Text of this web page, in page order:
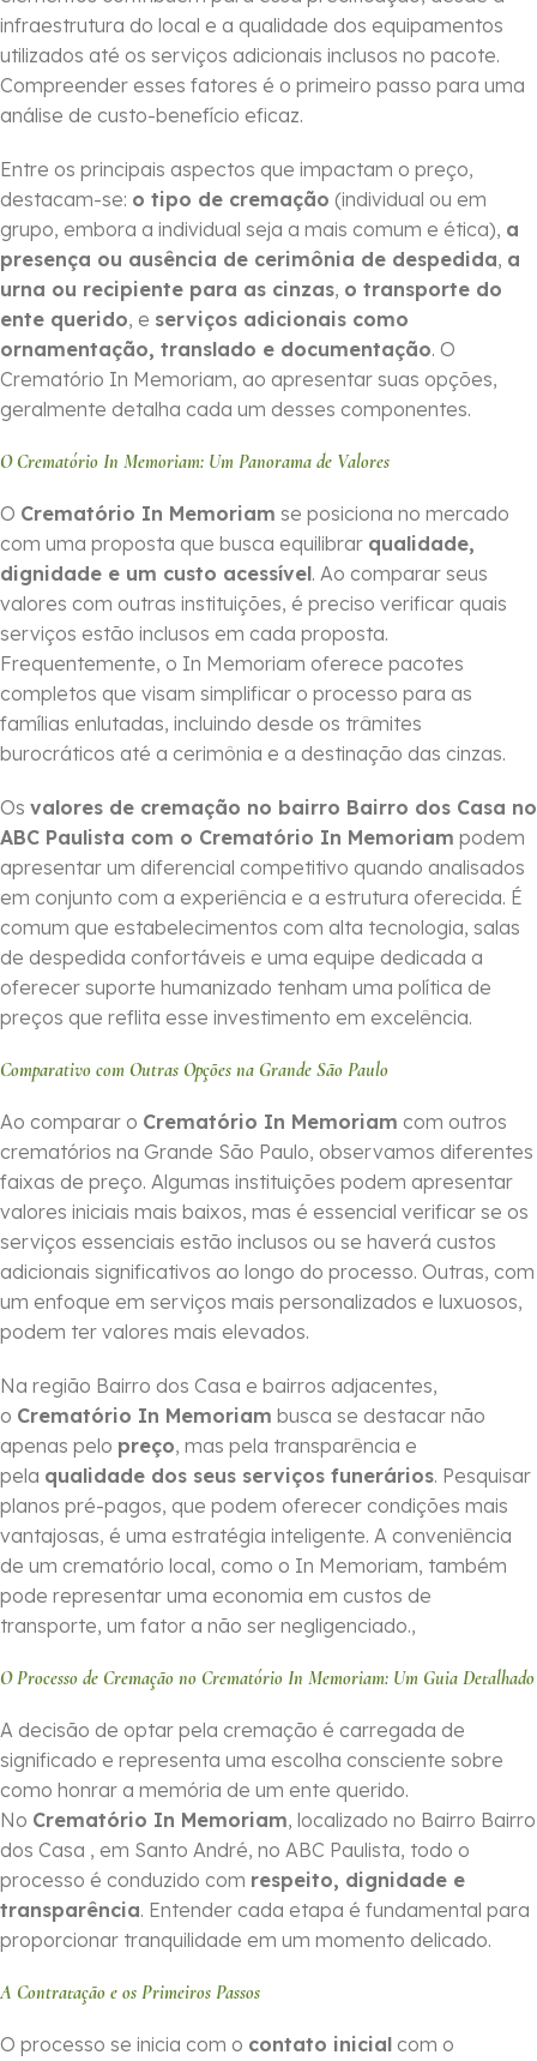
infraestrutura do local e a qualidade dos equipamentos
utilizados até os serviços adicionais inclusos no pacote.
Compreender esses fatores é o primeiro passo para uma
análise de custo-benefício eficaz.
Entre os principais aspectos que impactam o preço,
destacam-se: o tipo de cremação (individual ou em
grupo, embora a individual seja a mais comum e ética), a
presença ou ausência de cerimônia de despedida, a
urna ou recipiente para as cinzas, o transporte do
ente querido, e serviços adicionais como
ornamentação, translado e documentação. O
Crematório In Memoriam, ao apresentar suas opções,
geralmente detalha cada um desses componentes.
O Crematório In Memoriam: Um Panorama de Valores
O Crematório In Memoriam se posiciona no mercado
com uma proposta que busca equilibrar qualidade,
dignidade e um custo acessível. Ao comparar seus
valores com outras instituições, é preciso verificar quais
serviços estão inclusos em cada proposta.
Frequentemente, o In Memoriam oferece pacotes
completos que visam simplificar o processo para as
famílias enlutadas, incluindo desde os trâmites
burocráticos até a cerimônia e a destinação das cinzas.
Os valores de cremação no bairro Bairro dos Casa no
ABC Paulista com o Crematório In Memoriam podem
apresentar um diferencial competitivo quando analisados
em conjunto com a experiência e a estrutura oferecida. É
comum que estabelecimentos com alta tecnologia, salas
de despedida confortáveis e uma equipe dedicada a
oferecer suporte humanizado tenham uma política de
preços que reflita esse investimento em excelência.
Comparativo com Outras Opções na Grande São Paulo
Ao comparar o Crematório In Memoriam com outros
crematórios na Grande São Paulo, observamos diferentes
faixas de preço. Algumas instituições podem apresentar
valores iniciais mais baixos, mas é essencial verificar se os
serviços essenciais estão inclusos ou se haverá custos
adicionais significativos ao longo do processo. Outras, com
um enfoque em serviços mais personalizados e luxuosos,
podem ter valores mais elevados.
Na região Bairro dos Casa e bairros adjacentes,
o Crematório In Memoriam busca se destacar não
apenas pelo preço, mas pela transparência e
pela qualidade dos seus serviços funerários. Pesquisar
planos pré-pagos, que podem oferecer condições mais
vantajosas, é uma estratégia inteligente. A conveniência
de um crematório local, como o In Memoriam, também
pode representar uma economia em custos de
transporte, um fator a não ser negligenciado.,
O Processo de Cremação no Crematório In Memoriam: Um Guia Detalhado
A decisão de optar pela cremação é carregada de
significado e representa uma escolha consciente sobre
como honrar a memória de um ente querido.
No Crematório In Memoriam, localizado no Bairro Bairro
dos Casa , em Santo André, no ABC Paulista, todo o
processo é conduzido com respeito, dignidade e
transparência. Entender cada etapa é fundamental para
proporcionar tranquilidade em um momento delicado.
A Contratação e os Primeiros Passos
O processo se inicia com o contato inicial com o